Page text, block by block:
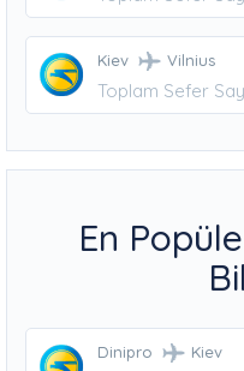
Kiev Vilnius
Toplam Sefer
En
Dinipro Kiev